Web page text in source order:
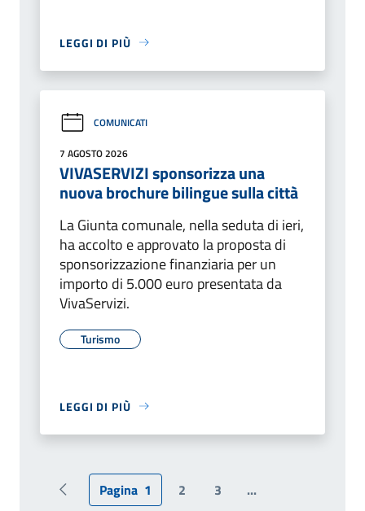
LEGGI DI PIÙ
COMUNICATI
7 AGOSTO 2026
VIVASERVIZI sponsorizza una
nuova brochure bilingue sulla città
La Giunta comunale, nella seduta di ieri,
ha accolto e approvato la proposta di
sponsorizzazione finanziaria per un
importo di 5.000 euro presentata da
VivaServizi.
Turismo
LEGGI DI PIÙ
Pagina precedente
Pagina 1 2 3
...